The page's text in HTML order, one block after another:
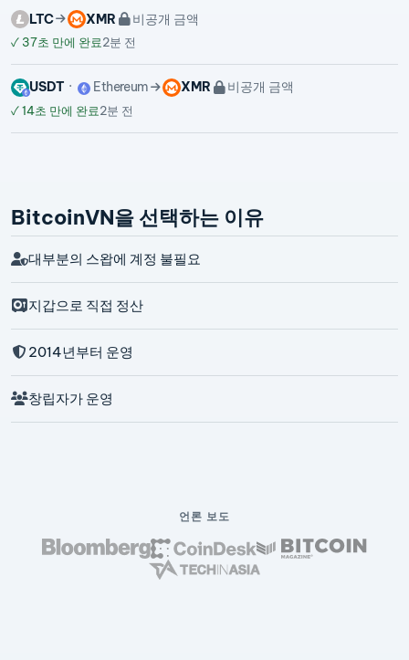
LTC XMR 비공개 금액
✓ 37초 만에 완료2분 전
USDT Ethereum XMR 비공개 금액
✓14초 만에 완료2분 전
BitcoinVN을 선택하는 이유
대부분의 스왑에 계정 불필요
지갑으로 직접 정산
2014년부터 운영
창립자가 운영
언론 보도